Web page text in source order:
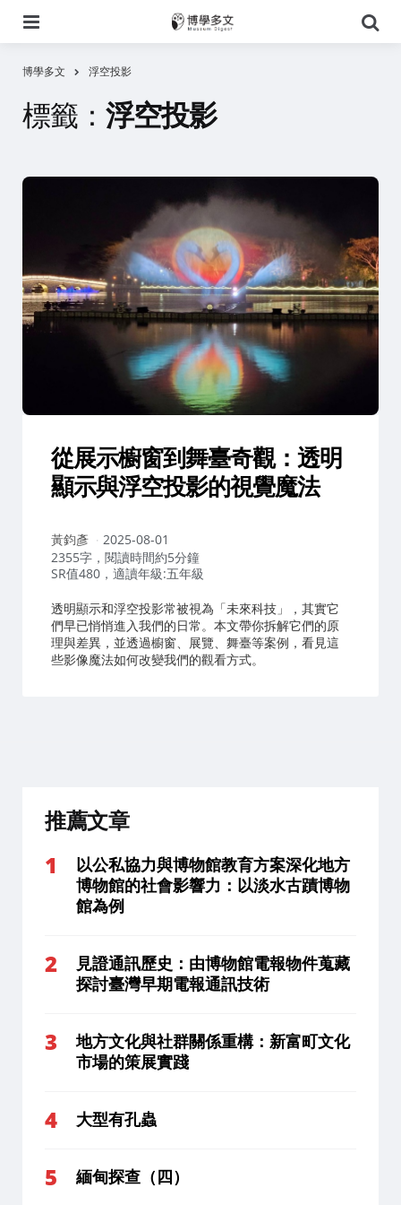
尋
博學多文 浮空投影
標籤： 浮空投影
從展示櫥窗到舞臺奇觀：透明
顯示與浮空投影的視覺魔法
作
者：
黃鈞彥
2025-08-01
2355字，閱讀時間約5分鐘
SR值480，適讀年級:五年級
透明顯示和浮空投影常被視為「未來科技」，其實它
們早已悄悄進入我們的日常。本文帶你拆解它們的原
理與差異，並透過櫥窗、展覽、舞臺等案例，看見這
些影像魔法如何改變我們的觀看方式。
推薦文章
以公私協力與博物館教育方案深化地方
博物館的社會影響力：以淡水古蹟博物
館為例
見證通訊歷史：由博物館電報物件蒐藏
探討臺灣早期電報通訊技術
地方文化與社群關係重構：新富町文化
市場的策展實踐
大型有孔蟲
緬甸探查（四）